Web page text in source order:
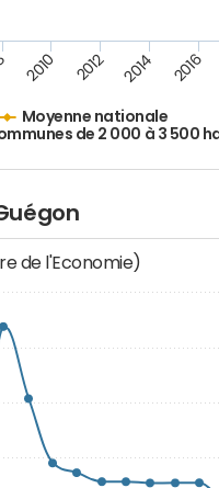
Moyenne nationale
de 2 000 à 3 500
2010 2012 2014 2016
de l'Economie)